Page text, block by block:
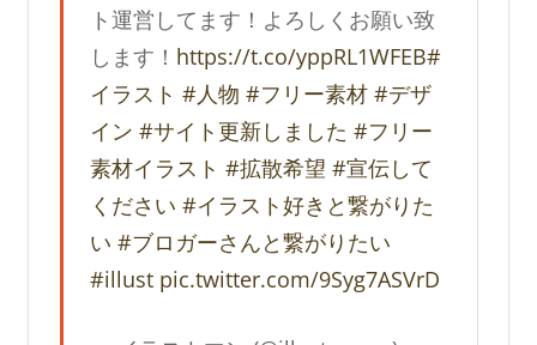
ト運営してます！よろしくお願い致
します！ https://t.co/yppRL1WFEB#
イラスト #人物 #フリー素材 #デザ
イン #サイト更新しました #フリー
素材イラスト #拡散希望 #宣伝して
ください #イラスト好きと繋がりた
い #ブロガーさんと繋がりたい
#illust pic.twitter.com/9Syg7ASVrD